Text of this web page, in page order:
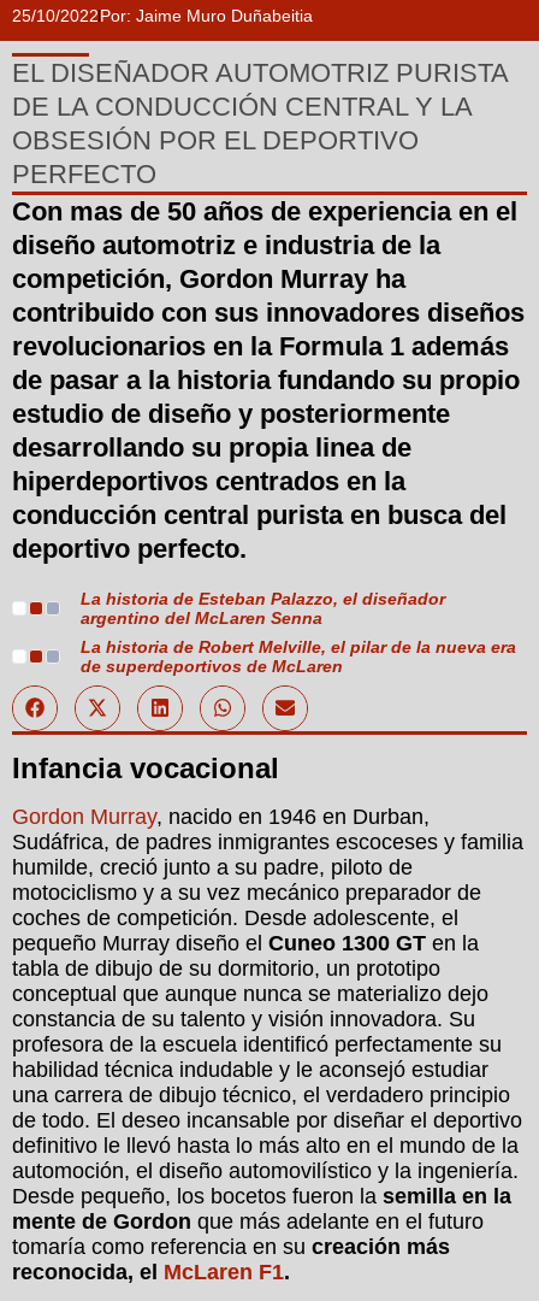
25/10/2022Por: Jaime Muro Duñabeitia
EL DISEÑADOR AUTOMOTRIZ PURISTA
DE LA CONDUCCIÓN CENTRAL Y LA
OBSESIÓN POR EL DEPORTIVO
PERFECTO
Con mas de 50 años de experiencia en el
diseño automotriz e industria de la
competición, Gordon Murray ha
contribuido con sus innovadores diseños
revolucionarios en la Formula 1 además
de pasar a la historia fundando su propio
estudio de diseño y posteriormente
desarrollando su propia linea de
hiperdeportivos centrados en la
conducción central purista en busca del
deportivo perfecto.
La historia de Esteban Palazzo, el diseñador
argentino del McLaren Senna
La historia de Robert Melville, el pilar de la nueva era
de superdeportivos de McLaren
Infancia vocacional
Gordon Murray, nacido en 1946 en Durban,
Sudáfrica, de padres inmigrantes escoceses y familia
humilde, creció junto a su padre, piloto de
motociclismo y a su vez mecánico preparador de
coches de competición. Desde adolescente, el
pequeño Murray diseño el Cuneo 1300 GT en la
tabla de dibujo de su dormitorio, un prototipo
conceptual que aunque nunca se materializo dejo
constancia de su talento y visión innovadora. Su
profesora de la escuela identificó perfectamente su
habilidad técnica indudable y le aconsejó estudiar
una carrera de dibujo técnico, el verdadero principio
de todo. El deseo incansable por diseñar el deportivo
definitivo le llevó hasta lo más alto en el mundo de la
automoción, el diseño automovilístico y la ingeniería.
Desde pequeño, los bocetos fueron la semilla en la
mente de Gordon que más adelante en el futuro
tomaría como referencia en su creación más
reconocida, el McLaren F1.